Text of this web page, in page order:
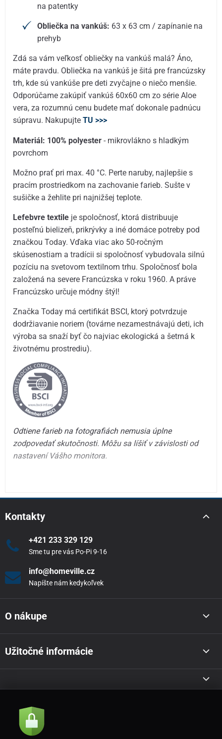
na patentky
Obliečka na vankúš: 63 x 63 cm / zapínanie na
prehyb
Zdá sa vám veľkosť obliečky na vankúš malá? Áno,
máte pravdu. Obliečka na vankúš je šitá pre francúzsky
trh, kde sú vankúše pre deti zvyčajne o niečo menšie.
Odporúčame zakúpiť vankúš 60x60 cm zo série Aloe
vera, za rozumnú cenu budete mať dokonale padnúcu
súpravu. NakupujteTU >>>
Materiál: 100% polyester - mikrovlákno s hladkým
povrchom
Možno prať pri max. 40 °C. Perte naruby, najlepšie s
pracím prostriedkom na zachovanie farieb. Sušte v
sušičke a žehlite pri najnižšej teplote.
Lefebvre textile je spoločnosť, ktorá distribuuje
posteľnú bielizeň, prikrývky a iné domáce potreby pod
značkou Today. Vďaka viac ako 50-ročným
skúsenostiam a tradícii si spoločnosť vybudovala silnú
pozíciu na svetovom textilnom trhu. Spoločnosť bola
založená na severe Francúzska v roku 1960. A práve
Francúzsko určuje módny štýl!
Značka Today má certifikát BSCI, ktorý potvrdzuje
dodržiavanie noriem (továrne nezamestnávajú deti, ich
výroba sa snaží byť čo najviac ekologická a šetrná k
životnému prostrediu).
Odtiene farieb na fotografiách nemusia úplne
zodpovedať skutočnosti. Môžu sa líšiť v závislosti od
nastavení Vášho monitora.
Kontakty
+421 233 329 129
Sme tu pre vás Po-Pi 9-16
info@homeville.cz
Napíšte nám kedykoľvek
O nákupe
Užitočné informácie
Akcie a novinky e-mailom